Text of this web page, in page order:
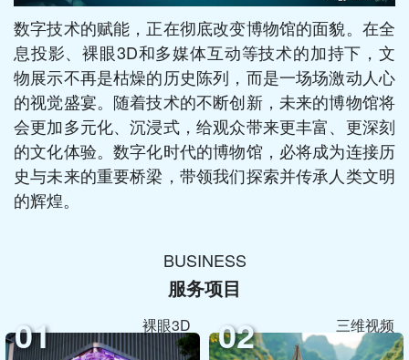
数字技术的赋能，正在彻底改变博物馆的面貌。在全
息投影、裸眼3D和多媒体互动等技术的加持下，文
物展示不再是枯燥的历史陈列，而是一场场激动人心
的视觉盛宴。随着技术的不断创新，未来的博物馆将
会更加多元化、沉浸式，给观众带来更丰富、更深刻
的文化体验。数字化时代的博物馆，必将成为连接历
史与未来的重要桥梁，带领我们探索并传承人类文明
的辉煌。
BUSINESS
服务项目
01 裸眼3D 02 三维视频